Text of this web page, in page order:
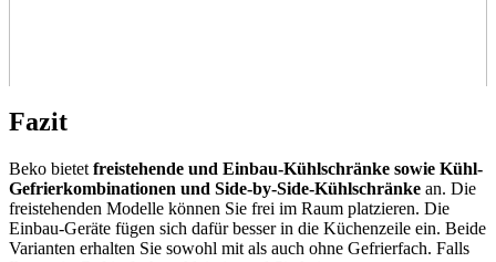
Fazit
Beko bietet freistehende und Einbau-Kühlschränke sowie Kühl-
Gefrierkombinationen und Side-by-Side-Kühlschränke an. Die
freistehenden Modelle können Sie frei im Raum platzieren. Die
Einbau-Geräte fügen sich dafür besser in die Küchenzeile ein. Beide
Varianten erhalten Sie sowohl mit als auch ohne Gefrierfach. Falls